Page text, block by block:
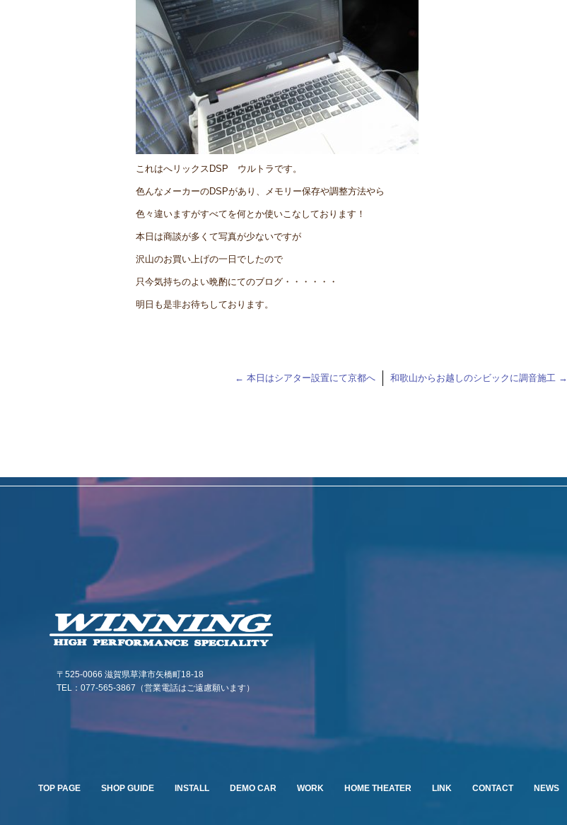
これはへリックスDSP ウルトラです。
色んなメーカーのDSPがあり、メモリー保存や調整方法やら
色々違いますがすべてを何とか使いこなしております！
本日は商談が多くて写真が少ないですが
沢山のお買い上げの一日でしたので
只今気持ちのよい晩酌にてのブログ・・・・・・
明日も是非お待ちしております。
← 本日はシアター設置にて京都へ 和歌山からお越しのシビックに調音施工 →
TOP PAGE SHOP GUIDE INSTALL DEMO CAR WORK HOME THEATER LINK CONTACT NEWS
〒525-0066 滋賀県草津市矢橋町18-18
TEL：077-565-3867（営業電話はご遠慮願います）